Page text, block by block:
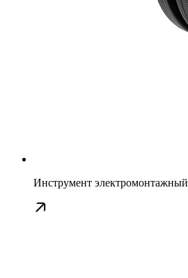
Инструмент электромонтажный